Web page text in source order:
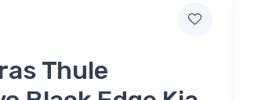
Thule